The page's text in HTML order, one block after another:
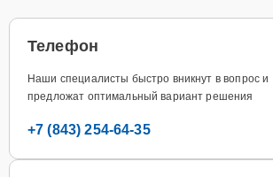
Телефон
Наши специалисты быстро вникнут в вопрос и
предложат оптимальный вариант решения
+7 (843) 254-64-35